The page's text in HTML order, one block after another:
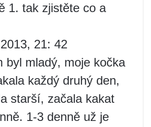
1. tak zjistěte co a
21: 42
byl mladý, moje kočka
každý druhý den,
starší, začala kakat
1-3 denně už je